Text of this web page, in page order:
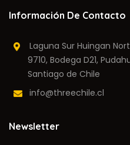
Información De Contacto
Laguna Sur Huingan
9710, Bodega D21,
Santiago de Chile
info@threechile.cl
Newsletter